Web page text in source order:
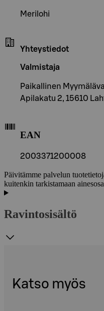
Merilohi
Yhteystiedot
Valmistaja
Paikallinen
Apilakatu 2, 15610
EAN
2003371200008
Päivitämme palvelun
kuitenkin tarkistamaan
Ravintosisältö
Katso myös